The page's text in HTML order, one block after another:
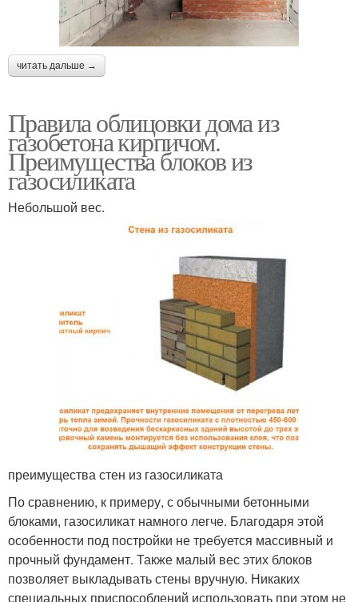
читать дальше →
Правила облицовки дома из
газобетона кирпичом.
Преимущества блоков из
газосиликата
Небольшой вес.
преимущества стен из газосиликата
По сравнению, к примеру, с обычными бетонными
блоками, газосиликат намного легче. Благодаря этой
особенности под постройки не требуется массивный и
прочный фундамент. Также малый вес этих блоков
позволяет выкладывать стены вручную. Никаких
специальных приспособлений использовать при этом не